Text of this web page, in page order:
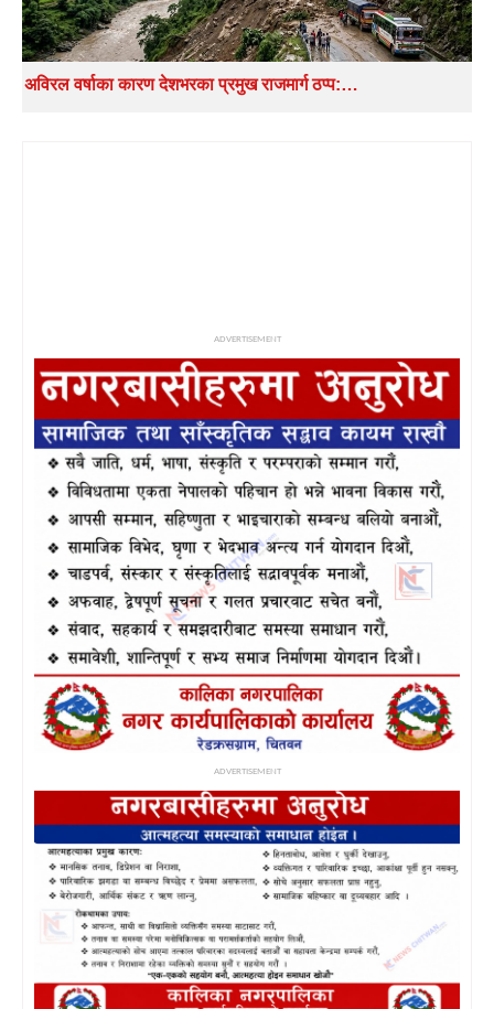
अविरल वर्षाका कारण देशभरका प्रमुख राजमार्ग ठप्प:…
ADVERTISEMENT
ADVERTISEMENT